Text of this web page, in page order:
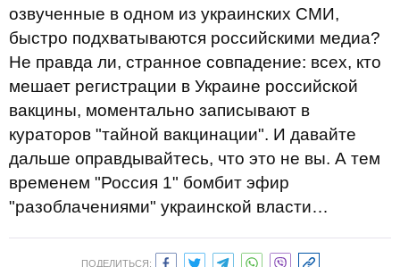
озвученные в одном из украинских СМИ,
быстро подхватываются российскими медиа?
Не правда ли, странное совпадение: всех, кто
мешает регистрации в Украине российской
вакцины, моментально записывают в
кураторов "тайной вакцинации". И давайте
дальше оправдывайтесь, что это не вы. А тем
временем "Россия 1" бомбит эфир
"разоблачениями" украинской власти…
ПОДЕЛИТЬСЯ: